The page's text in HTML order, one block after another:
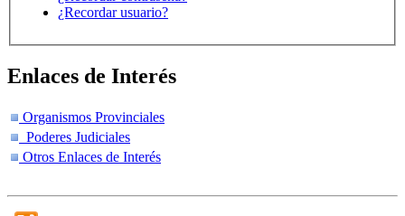
¿Recordar usuario?
Enlaces de Interés
Organismos Provinciales
Poderes Judiciales
Otros Enlaces de Interés